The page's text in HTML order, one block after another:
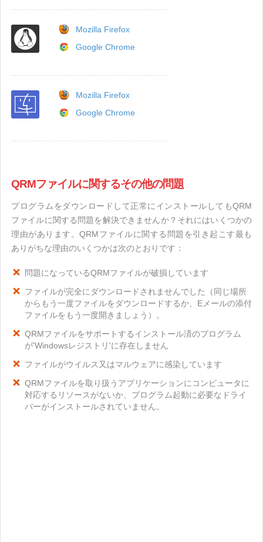
Mozilla Firefox
Google Chrome
Mozilla Firefox
Google Chrome
QRMファイルに関するその他の問題
プログラムをダウンロードして正常にインストールしてもQRM
ファイルに関する問題を解決できませんか？それにはいくつかの
理由があります。QRMファイルに関する問題を引き起こす最も
ありがちな理由のいくつかは次のとおりです：
問題になっているQRMファイルが破損しています
ファイルが完全にダウンロードされませんでした（同じ場所
からもう一度ファイルをダウンロードするか、Eメールの添付
ファイルをもう一度開きましょう）。
QRMファイルをサポートするインストール済のプログラム
が'Windowsレジストリ'に存在しません
ファイルがウイルス又はマルウェアに感染しています
QRMファイルを取り扱うアプリケーションにコンピュータに
対応するリソースがないか、プログラム起動に必要なドライ
バーがインストールされていません。